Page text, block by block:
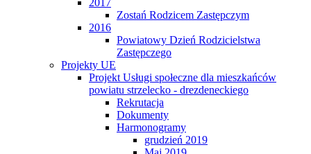
Zostań Rodzicem Zastępczym
2016
Powiatowy Dzień Rodzicielstwa
Zastępczego
Projekty UE
Projekt Usługi społeczne dla mieszkańców
powiatu strzelecko - drezdeneckiego
Rekrutacja
Dokumenty
Harmonogramy
grudzień 2019